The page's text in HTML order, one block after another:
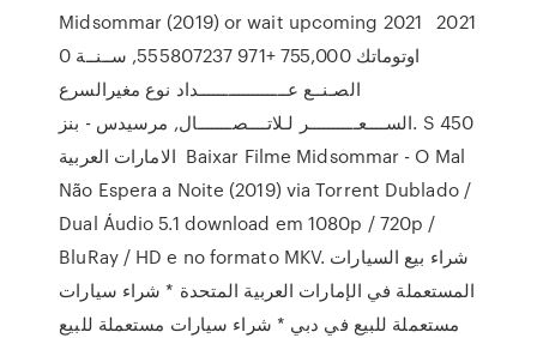
Midsommar (2019) or wait upcoming 2021 2021
0 اوتوماتك 755,000 +971 555807237, ســنــة
الصـنــع عــــــــــــــــــداد نوع مغيرالسرع
الســــعــــــــــر لـلاتــــصـــــــال, مرسيدس - بنز. S 450
الامارات العربية Baixar Filme Midsommar - O Mal
Não Espera a Noite (2019) via Torrent Dublado /
Dual Áudio 5.1 download em 1080p / 720p /
BluRay / HD e no formato MKV. شراء بيع السيارات
المستعملة في الإمارات العربية المتحدة * شراء سيارات
مستعملة للبيع في دبي * شراء سيارات مستعملة للبيع